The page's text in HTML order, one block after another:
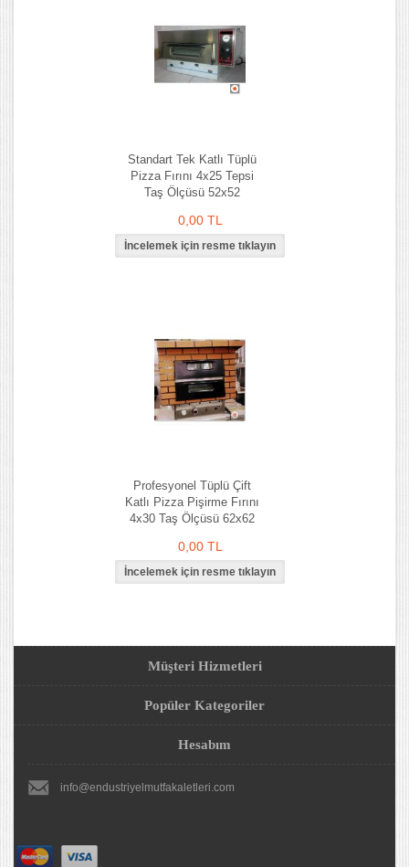
Standart Tek Katlı Tüplü
Pizza Fırını 4x25 Tepsi
Taş Ölçüsü 52x52
0,00 TL
Profesyonel Tüplü Çift
Katlı Pizza Pişirme Fırını
4x30 Taş Ölçüsü 62x62
0,00 TL
Müşteri Hizmetleri
Popüler Kategoriler
Hesabım
info@endustriyelmutfakaletleri.com